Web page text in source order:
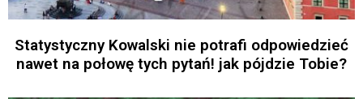
Statystyczny Kowalski nie potrafi odpowiedzieć
nawet na połowę tych pytań! jak pójdzie Tobie?